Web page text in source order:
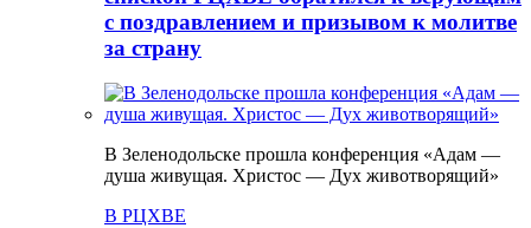
с поздравлением и призывом к молитве
за страну
В Зеленодольске прошла конференция «Адам —
душа живущая. Христос — Дух животворящий»
В РЦХВЕ